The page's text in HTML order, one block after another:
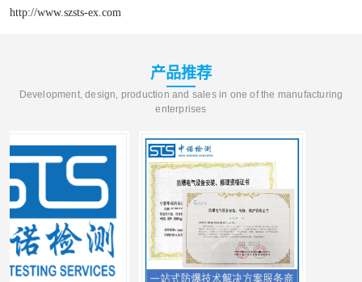
http://www.szsts-ex.com
产品推荐
Development, design, production and sales in one of the manufacturing
enterprises